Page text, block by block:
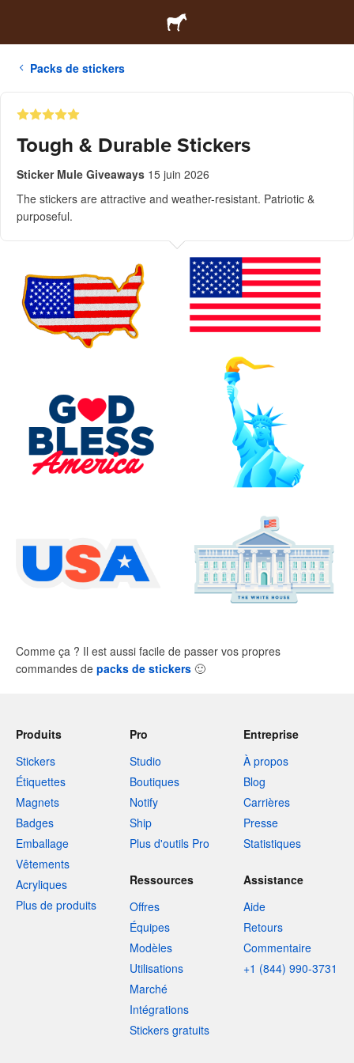
Packs de stickers
Tough & Durable Stickers
Sticker Mule Giveaways 15 juin 2026
The stickers are attractive and weather-resistant. Patriotic &
purposeful.
Comme ça ? Il est aussi facile de passer vos propres
commandes de packs de stickers 🙂
Produits
Stickers
Étiquettes
Magnets
Badges
Emballage
Vêtements
Acryliques
Plus de produits
Pro
Studio
Boutiques
Notify
Ship
Plus d'outils Pro
Entreprise
À propos
Blog
Carrières
Presse
Statistiques
Ressources
Offres
Équipes
Modèles
Utilisations
Marché
Intégrations
Stickers gratuits
Assistance
Aide
Retours
Commentaire
+1 (844) 990-3731